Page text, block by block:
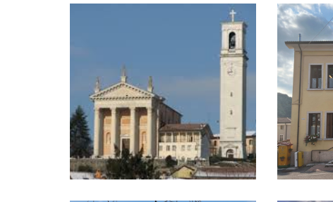
Il frontale della chiesa di San Leonardo Il municipio